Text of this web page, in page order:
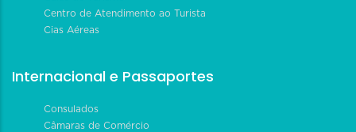
Centro de Atendimento ao Turista
Cias Aéreas
Internacional e Passaportes
Consulados
Câmaras de Comércio